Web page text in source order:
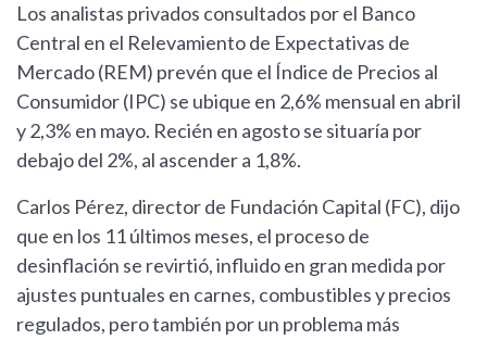
Los analistas privados consultados por el Banco
Central en el Relevamiento de Expectativas de
Mercado (REM) prevén que el Índice de Precios al
Consumidor (IPC) se ubique en 2,6% mensual en abril
y 2,3% en mayo. Recién en agosto se situaría por
debajo del 2%, al ascender a 1,8%.
Carlos Pérez, director de Fundación Capital (FC), dijo
que en los 11 últimos meses, el proceso de
desinflación se revirtió, influido en gran medida por
ajustes puntuales en carnes, combustibles y precios
regulados, pero también por un problema más